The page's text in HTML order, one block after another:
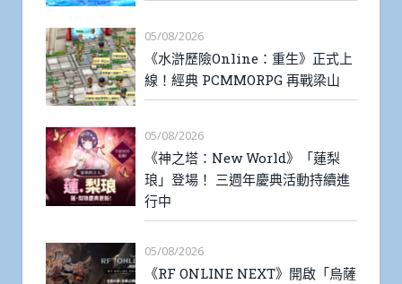
05/08/2026
《水滸歷險Online：重生》正式上
線！經典 PCMMORPG 再戰梁山
05/08/2026
《神之塔：New World》「蓮梨
琅」登場！ 三週年慶典活動持續進
行中
05/08/2026
《RF ONLINE NEXT》開啟「烏薩